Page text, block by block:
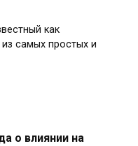
как
самых простых и
о влиянии на